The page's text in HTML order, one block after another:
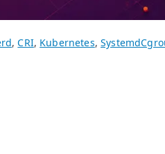
,CRI, Kubernetes,